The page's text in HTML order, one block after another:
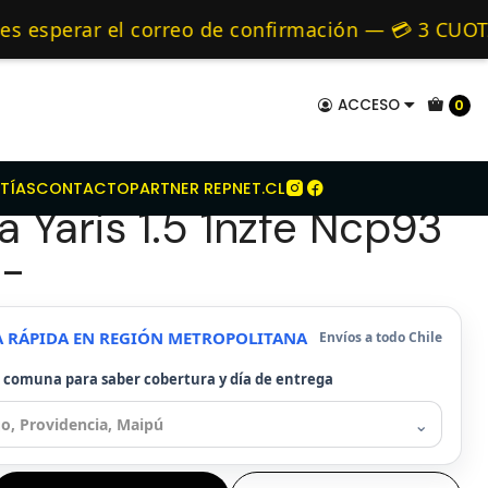
ACCESO 0
de confirmación — 💳 3 CUOTAS
CONTACTOPARTNER REPNET.CL
de 24 hrs hábiles.
De Embrague Para Toyota Yaris 1.5 1nzfe Ncp93 2006-
🚚 Envíos diariamente a
Embrague Para
Yaris 1.5 1nzfe Ncp93
RÁPIDA EN REGIÓN METROPOLITANA Envíos a todo Chile
comuna para saber cobertura y día de entrega
⌄